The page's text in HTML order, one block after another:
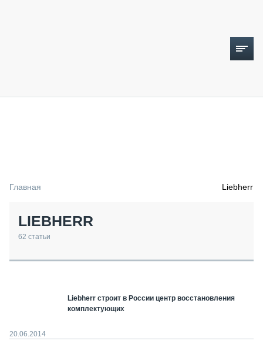
ТЕХНИКА КРУПНЫМ ПЛАНОМ
МЕРОПРИЯТИЯ
О ПРОЕКТЕ
Главная Liebherr
LIEBHERR
62 статьи
Liebherr строит в России центр восстановления
комплектующих
20.06.2014